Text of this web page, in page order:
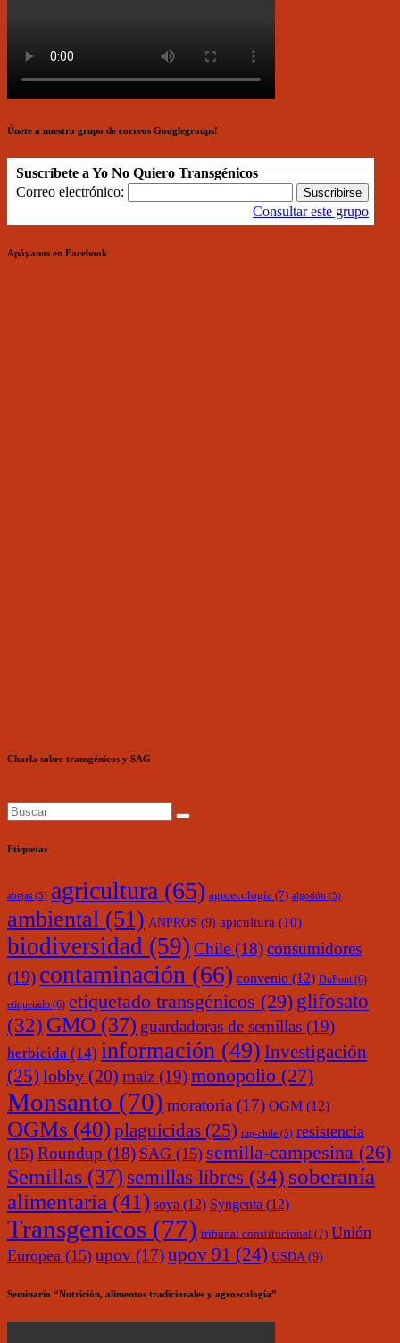
Únete a nuestro grupo de correos Googlegroups!
Suscríbete a Yo No Quiero Transgénicos
Correo electrónico:
Consultar este grupo
Apóyanos en Facebook
Charla sobre transgénicos y SAG
Etiquetas
abejas (5) agricultura (65) agroecología (7) algodón (5)
ambiental (51) ANPROS (9) apicultura (10)
biodiversidad (59) Chile (18)consumidores
(19) contaminación (66) convenio (12) DuPont (6)
etiquetado (6) etiquetado transgénicos (29) glifosato
(32) GMO (37) guardadoras de semillas (19)
herbicida (14) información (49) Investigación
(25) lobby (20) maíz (19)monopolio (27)
Monsanto (70) moratoria (17) OGM (12)
OGMs (40)plaguicidas (25) rap-chile (5) resistencia
(15) Roundup (18) SAG (15) semilla-campesina (26)
Semillas (37) semillas libres (34) soberanía
alimentaria (41) soya (12) Syngenta (12)
Transgenicos (77) tribunal constitucional (7) Unión
Europea (15) upov (17)upov 91 (24) USDA (9)
Seminario “Nutrición, alimentos tradicionales y agroecología”